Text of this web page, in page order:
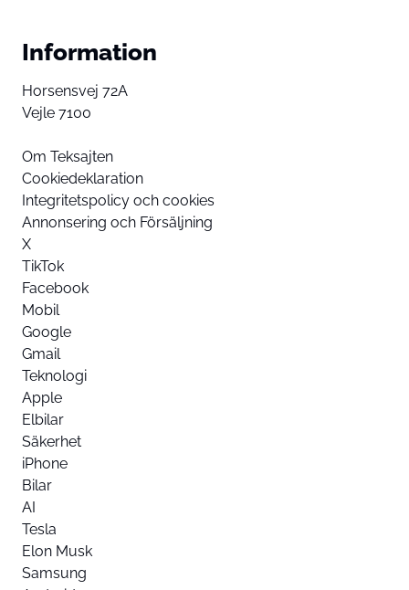
Information
Horsensvej 72A
Vejle 7100
Om Teksajten
Cookiedeklaration
Integritetspolicy och cookies
Annonsering och Försäljning
X
TikTok
Facebook
Mobil
Google
Gmail
Teknologi
Apple
Elbilar
Säkerhet
iPhone
Bilar
AI
Tesla
Elon Musk
Samsung